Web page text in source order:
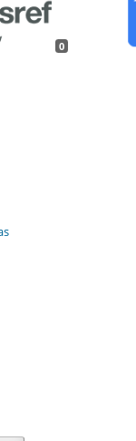
0